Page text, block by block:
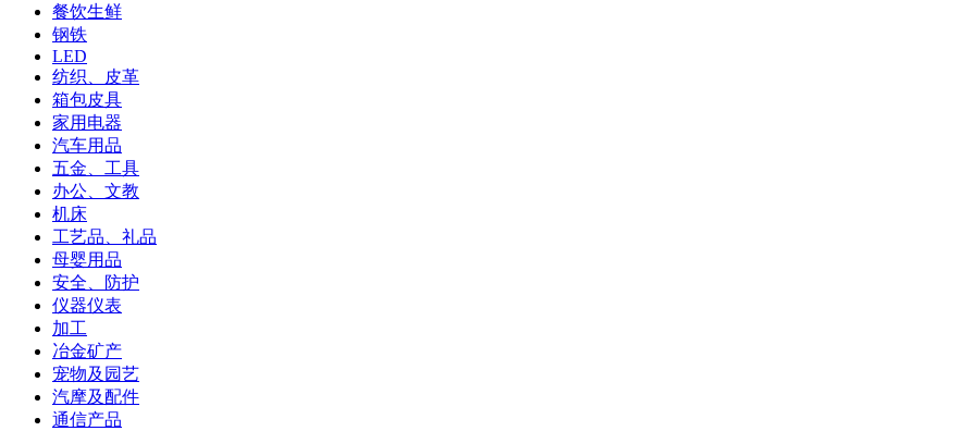
餐饮生鲜
钢铁
LED
纺织、皮革
箱包皮具
家用电器
汽车用品
五金、工具
办公、文教
机床
工艺品、礼品
母婴用品
安全、防护
仪器仪表
加工
冶金矿产
宠物及园艺
汽摩及配件
通信产品